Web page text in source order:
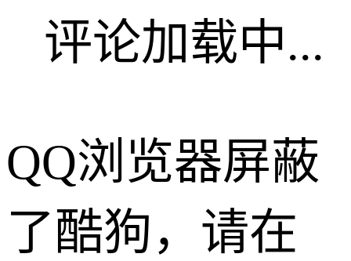
评论加载中...
QQ浏览器屏蔽
了酷狗，请在